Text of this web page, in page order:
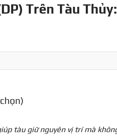
Trên Tàu
tàu giữ nguyên vị trí mà